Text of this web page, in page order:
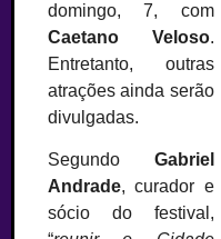
domingo, 7, com
Caetano Veloso.
Entretanto, outras
atrações ainda serão
divulgadas.
Segundo Gabriel
Andrade, curador e
sócio do festival,